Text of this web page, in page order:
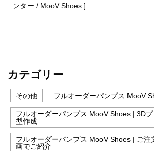
ンター / MooV Shoes ]
カテゴリー
その他 フルオーダーパンプス MooV
フルオーダーパンプス MooV Shoes | 3D
型作成
フルオーダーパンプス MooV Shoes | ご注
画でご紹介